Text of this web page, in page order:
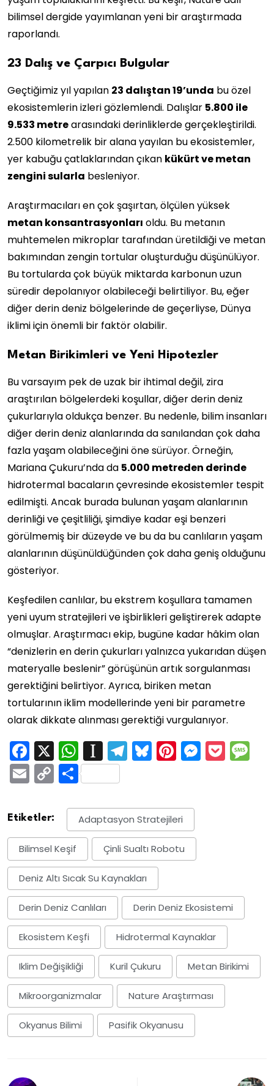
bilimsel dergide yayımlanan yeni bir araştırmada
raporlandı.
23 Dalış ve Çarpıcı Bulgular
Geçtiğimiz yıl yapılan 23 dalıştan 19’unda bu özel
ekosistemlerin izleri gözlemlendi. Dalışlar 5.800 ile
9.533 metrearasındaki derinliklerde gerçekleştirildi.
2.500 kilometrelik bir alana yayılan bu ekosistemler,
yer kabuğu çatlaklarından çıkan kükürt ve metan
zengini sularla besleniyor.
Araştırmacıları en çok şaşırtan, ölçülen yüksek
metan konsantrasyonları oldu. Bu metanın
muhtemelen mikroplar tarafından üretildiği ve metan
bakımından zengin tortular oluşturduğu düşünülüyor.
Bu tortularda çok büyük miktarda karbonun uzun
süredir depolanıyor olabileceği belirtiliyor. Bu, eğer
diğer derin deniz bölgelerinde de geçerliyse, Dünya
iklimi için önemli bir faktör olabilir.
Metan Birikimleri ve Yeni Hipotezler
Bu varsayım pek de uzak bir ihtimal değil, zira
araştırılan bölgelerdeki koşullar, diğer derin deniz
çukurlarıyla oldukça benzer. Bu nedenle, bilim insanları
diğer derin deniz alanlarında da sanılandan çok daha
fazla yaşam olabileceğini öne sürüyor. Örneğin,
Mariana Çukuru’nda da 5.000 metreden derinde
hidrotermal bacaların çevresinde ekosistemler tespit
edilmişti. Ancak burada bulunan yaşam alanlarının
derinliği ve çeşitliliği, şimdiye kadar eşi benzeri
görülmemiş bir düzeyde ve bu da bu canlıların yaşam
alanlarının düşünüldüğünden çok daha geniş olduğunu
gösteriyor.
Keşfedilen canlılar, bu ekstrem koşullara tamamen
yeni uyum stratejileri ve işbirlikleri geliştirerek adapte
olmuşlar. Araştırmacı ekip, bugüne kadar hâkim olan
“denizlerin en derin çukurları yalnızca yukarıdan düşen
materyalle beslenir” görüşünün artık sorgulanması
gerektiğini belirtiyor. Ayrıca, biriken metan
tortularının iklim modellerinde yeni bir parametre
olarak dikkate alınması gerektiği vurgulanıyor.
Facebook
X WhatsApp
Instapaper
Telegram
Bluesky
Pinterest
EmailCopy
Link
Share
Etiketler: Adaptasyon Stratejileri
Bilimsel Keşif Çinli Sualtı Robotu
Deniz Altı Sıcak Su Kaynakları
Derin Deniz Canlıları Derin Deniz Ekosistemi
Ekosistem Keşfi Hidrotermal Kaynaklar
Iklim Değişikliği Kuril Çukuru Metan Birikimi
Mikroorganizmalar Nature Araştırması
Okyanus Bilimi Pasifik Okyanusu